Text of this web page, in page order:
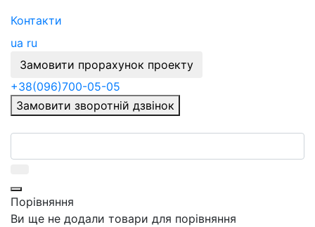
Контакти
ua ru
Замовити прорахунок проекту
+38(096)700-05-05
Замовити зворотній дзвінок
Порівняння
Ви ще не додали товари для порівняння